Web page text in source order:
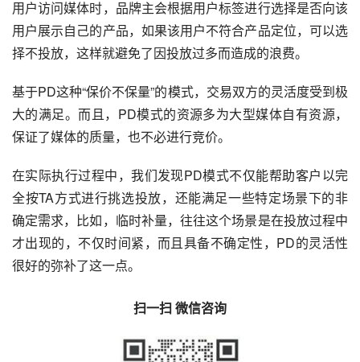
用户访问媒体时，品牌主会根据用户标签进行选择是否向该
用户展示自己的产品，如果该用户不符合产品定位，可以选
择不投放，这样就避免了因投放过多而造成的浪费。
基于PD这种“保价不保量”的模式，交易双方的灵活度受到极
大的满足。而且，PD模式的资源多为大型媒体自有资源，
保证了媒体的质量，也不必进行竞价。
在实际执行过程中，我们发现PD模式不仅能帮助客户以完
全按TA方式进行挑选投放，还能满足一些特定场景下的非
确定需求，比如，临时补量，往往这个场景是在投放过程中
才出现的，不仅时间紧，而且具备不确定性，PD的灵活性
很好的弥补了这一点。
扫一扫 微信咨询